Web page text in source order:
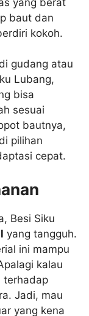
baut dan
kokoh.
gudang atau
Lubang,
bisa
sesuai
bautnya,
pilihan
cepat.
Besi Siku
yang tangguh.
ini mampu
kalau
terhadap
Jadi, mau
yang kena